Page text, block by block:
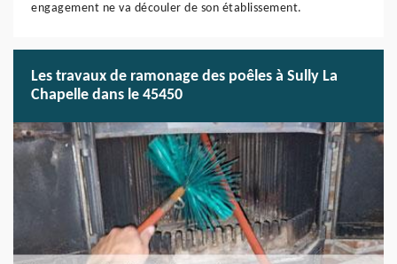
engagement ne va découler de son établissement.
Les travaux de ramonage des poêles à Sully La
Chapelle dans le 45450